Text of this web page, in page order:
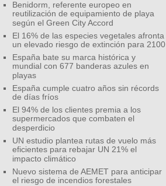
Benidorm, referente europeo en
reutilización de equipamiento de playa
según el Green City Accord
El 16% de las especies vegetales afronta
un elevado riesgo de extinción para 2100
España bate su marca histórica y
mundial con 677 banderas azules en
playas
España cumple cuatro años sin récords
de días fríos
El 94% de los clientes premia a los
supermercados que combaten el
desperdicio
UN estudio plantea rutas de vuelo más
eficientes para rebajar UN 21% el
impacto climático
Nuevo sistema de AEMET para anticipar
el riesgo de incendios forestales